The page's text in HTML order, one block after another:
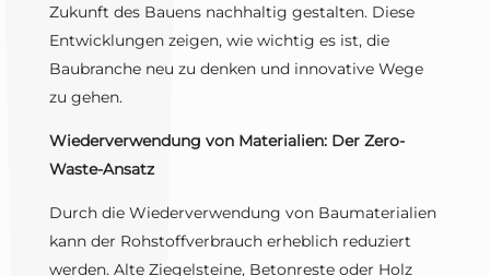
Zukunft des Bauens nachhaltig gestalten. Diese
Entwicklungen zeigen, wie wichtig es ist, die
Baubranche neu zu denken und innovative Wege
zu gehen.
Wiederverwendung von Materialien: Der Zero-
Waste-Ansatz
Durch die Wiederverwendung von Baumaterialien
kann der Rohstoffverbrauch erheblich reduziert
werden. Alte Ziegelsteine, Betonreste oder Holz